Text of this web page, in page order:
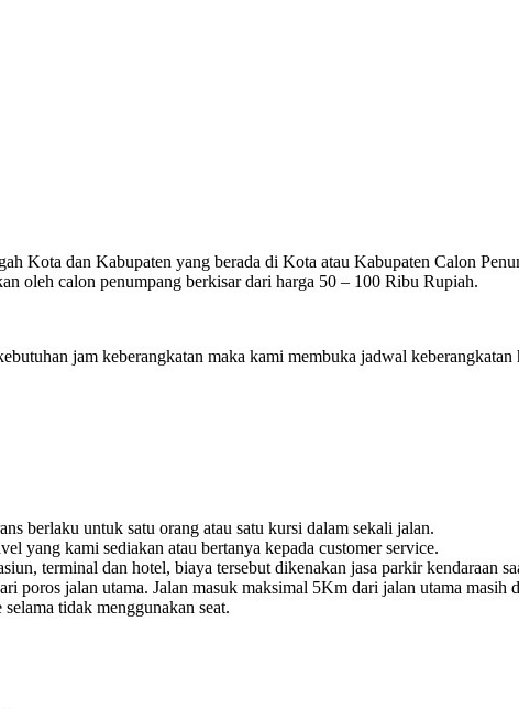
Kota dan Kabupaten yang berada di Kota atau Kabupaten Calon
oleh calon penumpang berkisar dari harga 50 – 100 Ribu Rupiah.
jam keberangkatan maka kami membuka jadwal
berlaku untuk satu orang atau satu kursi dalam sekali jalan.
yang kami sediakan atau bertanya kepada customer service.
terminal dan hotel, biaya tersebut dikenakan jasa parkir kendaraan
poros jalan utama. Jalan masuk maksimal 5Km dari jalan utama masih
tidak menggunakan seat.